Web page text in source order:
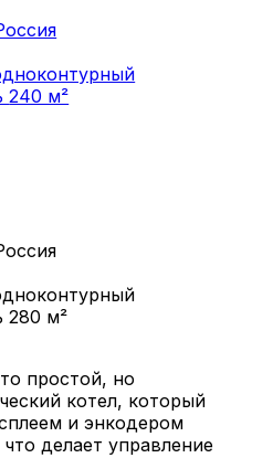
240 м²
280 м²
простой, но
котел, который
и энкодером
делает управление